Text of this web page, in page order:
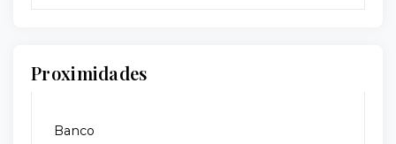
Proximidades
Banco